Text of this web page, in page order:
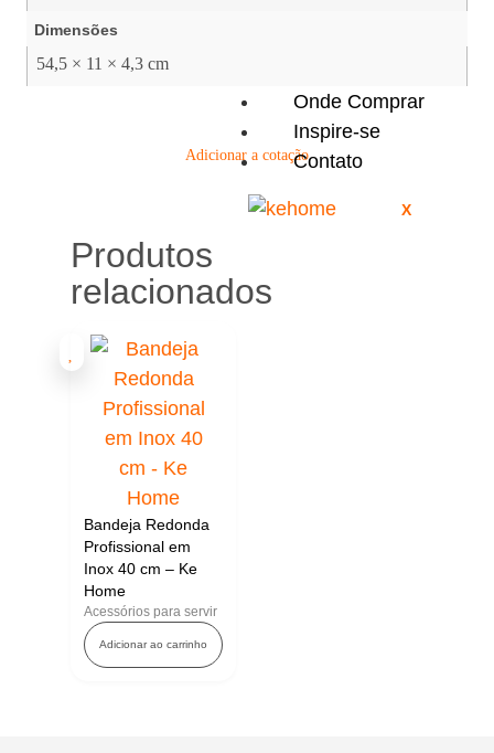
Onde Comprar
Inspire-se
Contato
X
Dimensões
54,5 × 11 × 4,3 cm
Adicionar a cotação
Produtos
relacionados
Bandeja Redonda
Profissional em
Inox 40 cm – Ke
Home
Acessórios para servir
Adicionar ao carrinho